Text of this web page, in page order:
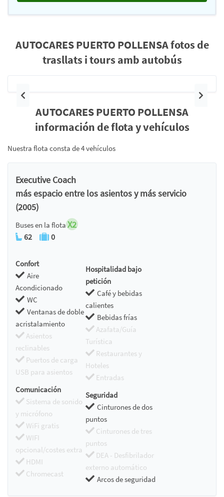
AUTOCARES PUERTO POLLENSA fotos de
trasllats i tours amb autobús
Anterior
AUTOCARES PUERTO POLLENSA
información de flota y vehículos
Nuestra flota consta de 4 vehículos
Executive Coach
más espacio entre los asientos y más servicio
(2005)
Buses en la flota X2
62 0
Confort
Aire
Acondicionado
WC
Ventanas de doble
acristalamiento
Asientos
reclinables
Puertos de carga
USB para asientos
Hospitalidad bajo
petición
Café y bebidas
calientes
Bebidas frías
Azafata/Guía
Turística
Restaurantes y
Hoteles
Entradas
Comunicación
Sistema de sonido
y micrófono
WiFi gratis
WIFI
opcional/costes extra
HDMI
Chromecast
Seguridad
Cinturones de dos
puntos
Cinturones de tres
puntos
DEA - Desfibrilador
externo automático
Arcos de seguridad